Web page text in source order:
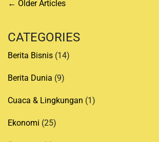
P
s
s
n
v
i
← Older Articles
CATEGORIES
Berita Bisnis (14)
Berita Dunia (9)
Cuaca & Lingkungan (1)
Ekonomi (25)